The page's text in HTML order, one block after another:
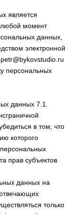
является
любой момент
данных,
электронной
персональных
данных 7.1.
в том, что
которого
прав субъектов
данных на
только